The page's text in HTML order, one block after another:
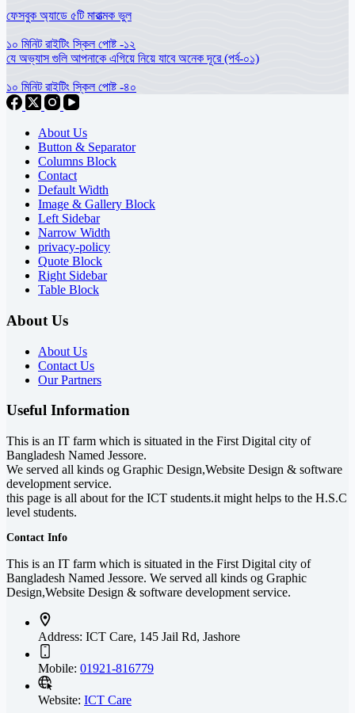
ফেসবুক অ্যাডে ৫টি মারাত্মক ভুল
১০ মিনিট রাইটিং স্কিল পোষ্ট -১২
যে অভ্যাস গুলি আপনাকে এগিয়ে নিয়ে যাবে অনেক দূরে (পর্ব-০১)
১০ মিনিট রাইটিং স্কিল পোষ্ট -৪০
About Us
Button & Separator
Columns Block
Contact
Default Width
Image & Gallery Block
Left Sidebar
Narrow Width
privacy-policy
Quote Block
Right Sidebar
Table Block
About Us
About Us
Contact Us
Our Partners
Useful Information
This is an IT farm which is situated in the First Digital city of
Bangladesh Named Jessore.
We served all kinds og Graphic Design,Website Design & software
development service.
this page is all about for the ICT students.it might helps to the H.S.C
level students.
Contact Info
This is an IT farm which is situated in the First Digital city of
Bangladesh Named Jessore. We served all kinds og Graphic
Design,Website Design & software development service.
Address: ICT Care, 145 Jail Rd, Jashore
Mobile: 01921-816779
Website: ICT Care